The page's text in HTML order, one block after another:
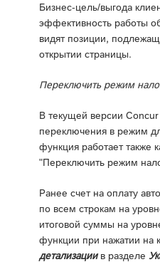
Бизнес-цель/выгода
эффективность работы
видят позиции,
открытии страницы.
Переключить режим
В текущей версии
переключения в режим
функция работает также
"Переключить режим
Ранее счет на оплату
по всем строкам на
итоговой суммы на
функции при нажатии на
детализациив разделе